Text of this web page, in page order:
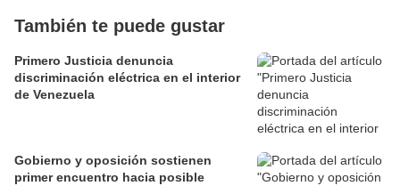
También te puede gustar
Primero Justicia denuncia
discriminación eléctrica en el interior
de Venezuela
Gobierno y oposición sostienen
primer encuentro hacia posible